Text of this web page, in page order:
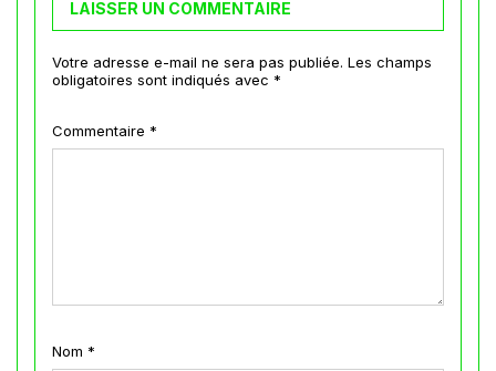
LAISSER UN COMMENTAIRE
Votre adresse e-mail ne sera pas publiée. Les champs
obligatoires sont indiqués avec *
Commentaire *
Nom *